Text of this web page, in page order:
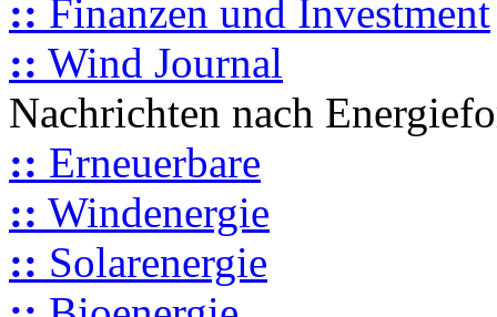
:: Finanzen und Investment
:: Wind Journal
Nachrichten nach
:: Erneuerbare
:: Windenergie
:: Solarenergie